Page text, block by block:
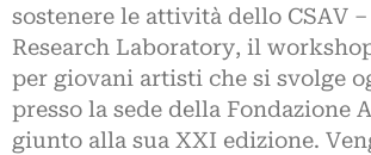
sostenere le attività dello CSAV
Research Laboratory, il
per giovani artisti che si svolge
presso la sede della Fondazione
giunto alla sua XXI edizione.